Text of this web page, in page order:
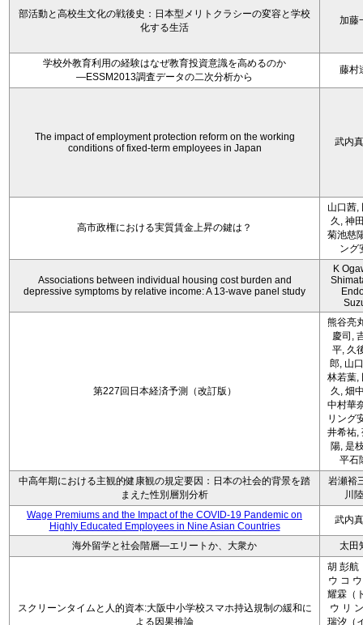
部活動と高校生文化の戦後史：日本型メリトクラシーの変容と学校
化する生活
加藤
学校外教育利用の経験はなぜ教育投資意識を高めるのか
―ESSM2013調査データの二次分析から
藤村
The impact of employment protection reform on the working
conditions of fixed-term employees in Japan
武内
高市政権における実質賃金上昇の鍵は？
山口茜,
久, 神
菊池慈
ング
Associations between individual housing cost burden and
depressive symptoms by relative income: A 13-wave panel study
K
第227回日本経済予測（改訂版）
熊谷亮
慶司,
平, 久
郎, 山
林若葉,
久, 畑
中村華
リング
井希祐,
陽, 是
平石
中高年期における主観的健康観の規定要因：日本の社会的背景を踏
まえた性別層別分析
岩瀬裕
川
Wage Premiums and the Impact of the COVID‑19 Pandemic on
Highly Educated Employees in Nine Asian Countries
武内
海外留学と社会階層―エリートか、大衆か 太田
スクリーンタイムと人的資本:大阪中小学校スマホ持込規制の緩和に
よる因果推論
胡 彭航
ウ コ
耀霖（
ウ リ
瑞汐（